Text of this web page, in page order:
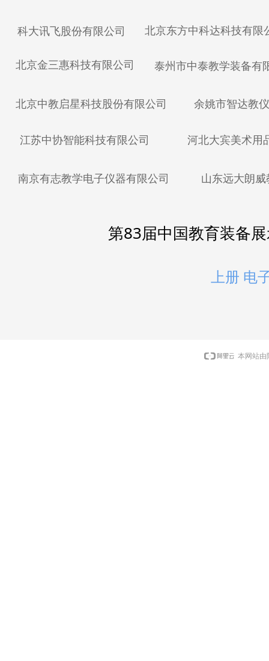
科大讯飞股份有限公司
泰州市中泰教学装备有
北京东方中科达科技有限
余姚市智达教
北京中教启星科技股份有限公司
第83届中国教育装备
上册 电
北京金三惠科技有限公司
河北大宾美术用
南京有志教学电子仪器有限公司
江苏中协智能科技有限公司
山东远大朗
本网站由